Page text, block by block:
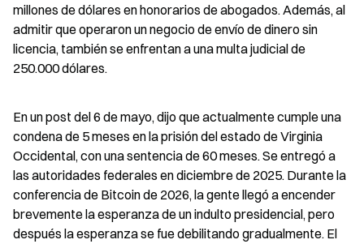
millones de dólares en honorarios de abogados. Además, al
admitir que operaron un negocio de envío de dinero sin
licencia, también se enfrentan a una multa judicial de
250.000 dólares.
En un post del 6 de mayo, dijo que actualmente cumple una
condena de 5 meses en la prisión del estado de Virginia
Occidental, con una sentencia de 60 meses. Se entregó a
las autoridades federales en diciembre de 2025. Durante la
conferencia de Bitcoin de 2026, la gente llegó a encender
brevemente la esperanza de un indulto presidencial, pero
después la esperanza se fue debilitando gradualmente. El